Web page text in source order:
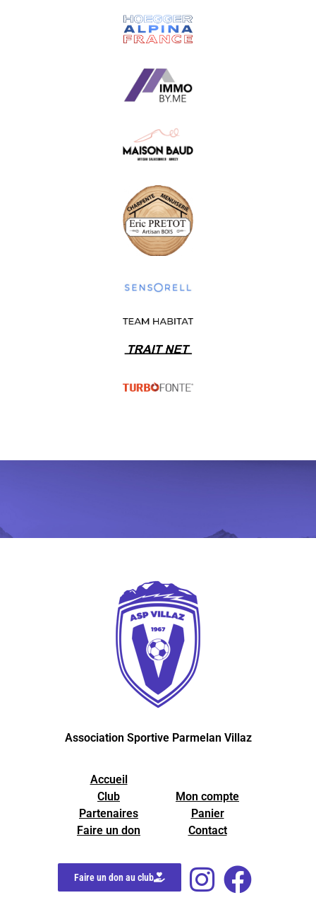
Association Sportive Parmelan Villaz
Accueil
Club
Partenaires
Faire un don
Mon compte
Panier
Contact
Faire un don au club